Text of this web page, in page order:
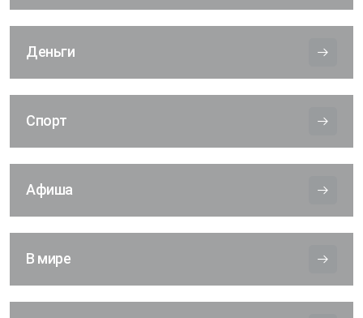
Деньги
Спорт
Афиша
В мире